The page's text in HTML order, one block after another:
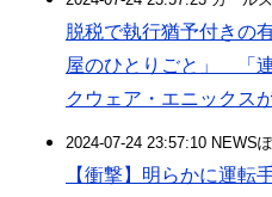
脱税で執行猶予付きの
屋のひとりごと」 「
クウェア・エニックス
2024-07-24 23:57:10 NEWS
【衝撃】明らかに運転